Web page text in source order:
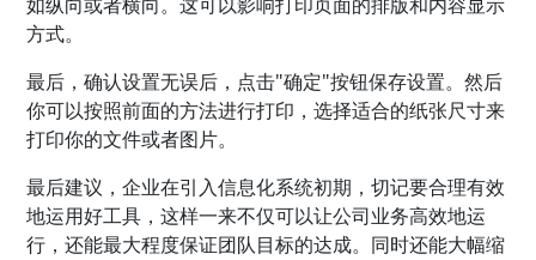
方式。
最后，确认设置无误后，点击"确定"按钮保存设置。然后
你可以按照前面的方法进行打印，选择适合的纸张尺寸来
打印你的文件或者图片。
最后建议，企业在引入信息化系统初期，切记要合理有效
地运用好工具，这样一来不仅可以让公司业务高效地运
行，还能最大程度保证团队目标的达成。同时还能大幅缩